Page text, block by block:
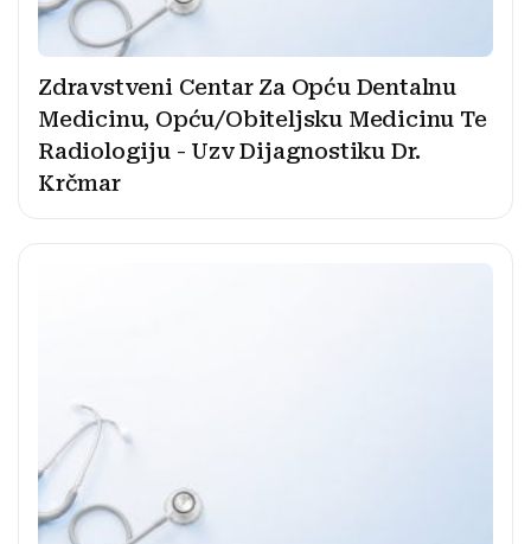
Zdravstveni Centar Za Opću Dentalnu
Medicinu, Opću/Obiteljsku Medicinu Te
Radiologiju - Uzv Dijagnostiku Dr.
Krčmar